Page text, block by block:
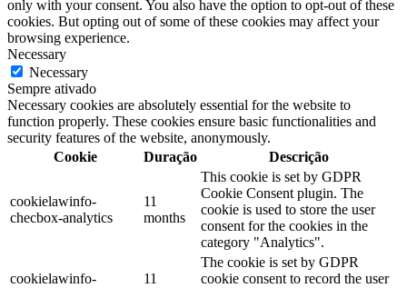
only with your consent. You also have the option to opt-out of these
cookies. But opting out of some of these cookies may affect your
browsing experience.
Necessary
Necessary
Sempre ativado
Necessary cookies are absolutely essential for the website to
function properly. These cookies ensure basic functionalities and
security features of the website, anonymously.
Cookie
Duração Descrição
cookielawinfo-
checbox-analytics
11
months
This cookie is set by GDPR
Cookie Consent plugin. The
cookie is used to store the user
consent for the cookies in the
category "Analytics".
cookielawinfo-
11
The cookie is set by GDPR
cookie consent to record the user